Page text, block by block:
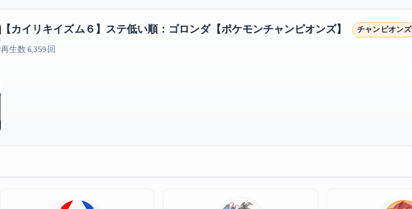
【カイリキイズム６】ステ低い順：ゴロンダ【ポケモンチャンピオンズ】 チャンピオンズ
再生数 6,359 回